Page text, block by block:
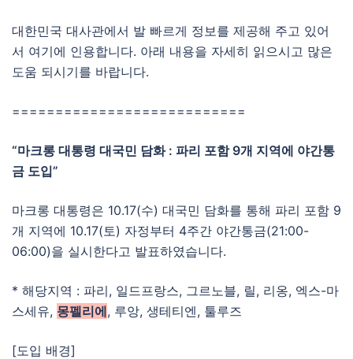
대한민국 대사관에서 발 빠르게 정보를 제공해 주고 있어
서 여기에 인용합니다. 아래 내용을 자세히 읽으시고 많은
도움 되시기를 바랍니다.
===========================
“마크롱 대통령 대국민 담화 : 파리 포함 9개 지역에 야간통
금 도입”
마크롱 대통령은 10.17(수) 대국민 담화를 통해 파리 포함 9
개 지역에 10.17(토) 자정부터 4주간 야간통금(21:00-
06:00)을 실시한다고 발표하였습니다.
* 해당지역 : 파리, 일드프랑스, 그르노블, 릴, 리옹, 엑스-마
스세유, 몽펠리에, 루앙, 생테티엔, 툴루즈
[도입 배경]